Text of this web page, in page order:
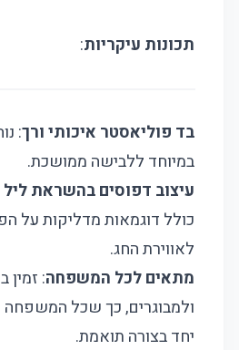
תכונות עיקריות:
בד פוליאסטר איכותי ורך:
במיוחד ללבישה ממושכת.
עיצוב דפוסים בהשראת
כולל דוגמאות מדליקות על
לאווירת החג.
מתאים לכל המשפחה: זמין
ולמבוגרים, כך שכל המשפחה
יחד בצורה תואמת.